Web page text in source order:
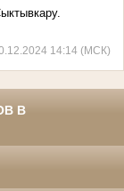
14:14 (МСК)
В